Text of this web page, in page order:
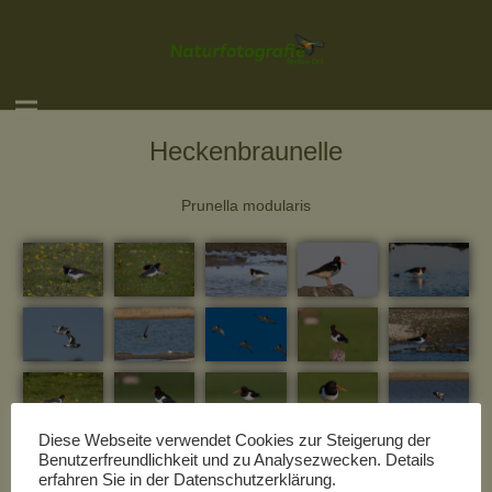
Heckenbraunelle
Prunella modularis
Diese Webseite verwendet Cookies zur Steigerung der
Benutzerfreundlichkeit und zu Analysezwecken. Details
erfahren Sie in der Datenschutzerklärung.